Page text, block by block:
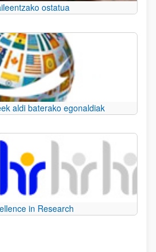
ostatua
aldi baterako egonaldiak
in Research